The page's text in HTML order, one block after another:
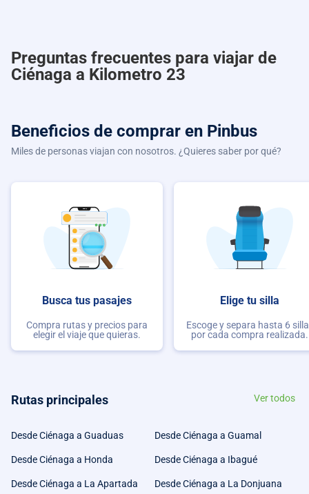
Preguntas frecuentes para viajar de
Ciénaga a Kilometro 23
Beneficios de comprar en Pinbus
Miles de personas viajan con nosotros. ¿Quieres saber por qué?
Busca tus pasajes
Compra rutas y precios para
elegir el viaje que quieras.
Elige tu silla
Escoge y separa hasta 6
por cada compra realizada.
Rutas principales Ver todos
Desde Ciénaga a Guaduas Desde Ciénaga a Guamal
Desde Ciénaga a Honda Desde Ciénaga a Ibagué
Desde Ciénaga a La Apartada Desde Ciénaga a La Donjuana